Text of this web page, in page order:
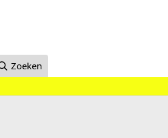
Zoeken